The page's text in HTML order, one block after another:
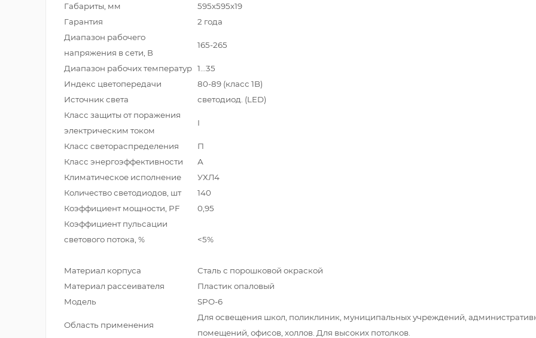
Габариты, мм
595х595х19
Гарантия
2 года
Диапазон рабочего
напряжения в сети, В
165-265
Диапазон рабочих температур 1…35
Индекс цветопередачи
80-89 (класс 1B)
Источник света
светодиод. (LED)
Класс защиты от поражения
электрическим током
I
Класс светораспределения
П
Класс энергоэффективности
А
Климатическое исполнение
УХЛ4
Количество светодиодов, шт
140
Коэффициент мощности, PF
0,95
Коэффициент пульсации
светового потока, %
<5%
Материал корпуса
Сталь с порошковой окраской
Материал рассеивателя
Пластик опаловый
Модель
SPO-6
Область применения
Для освещения школ, поликлиник, муниципальных учреждений,
помещений, офисов, холлов. Для высоких потолков.